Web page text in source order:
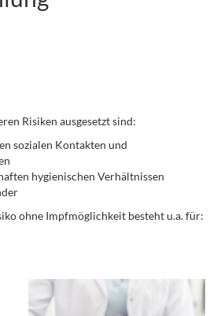
Risiken ausgesetzt sind:
sozialen Kontakten und
hygienischen Verhältnissen
ohne Impfmöglichkeit besteht u.a. für: